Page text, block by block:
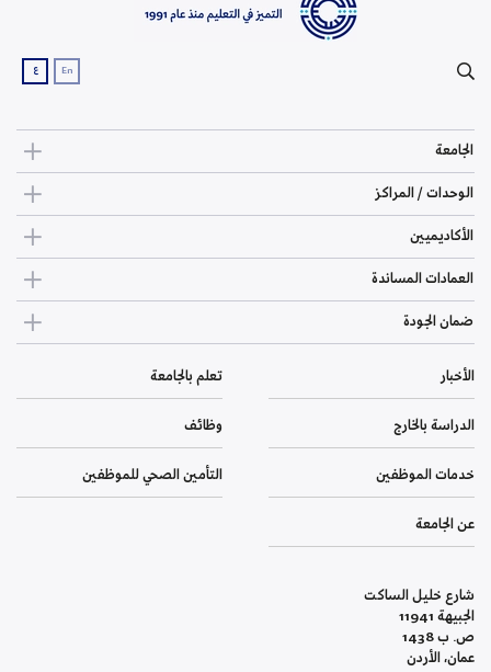
En ع
الجامعة
الوحدات / المراكز
الأكاديميين
العمادات المساندة
ضمان الجودة
الأخبار تعلم بالجامعة
الدراسة بالخارج وظائف
خدمات الموظفين التأمين الصحي للموظفين
عن الجامعة
شارع خليل الساكت
الجبيهة 11941
ص. ب 1438
عمان، الأردن